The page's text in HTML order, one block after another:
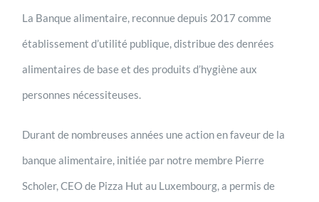
La Banque alimentaire, reconnue depuis 2017 comme
établissement d’utilité publique, distribue des denrées
alimentaires de base et des produits d’hygiène aux
personnes nécessiteuses.
Durant de nombreuses années une action en faveur de la
banque alimentaire, initiée par notre membre Pierre
Scholer, CEO de Pizza Hut au Luxembourg, a permis de